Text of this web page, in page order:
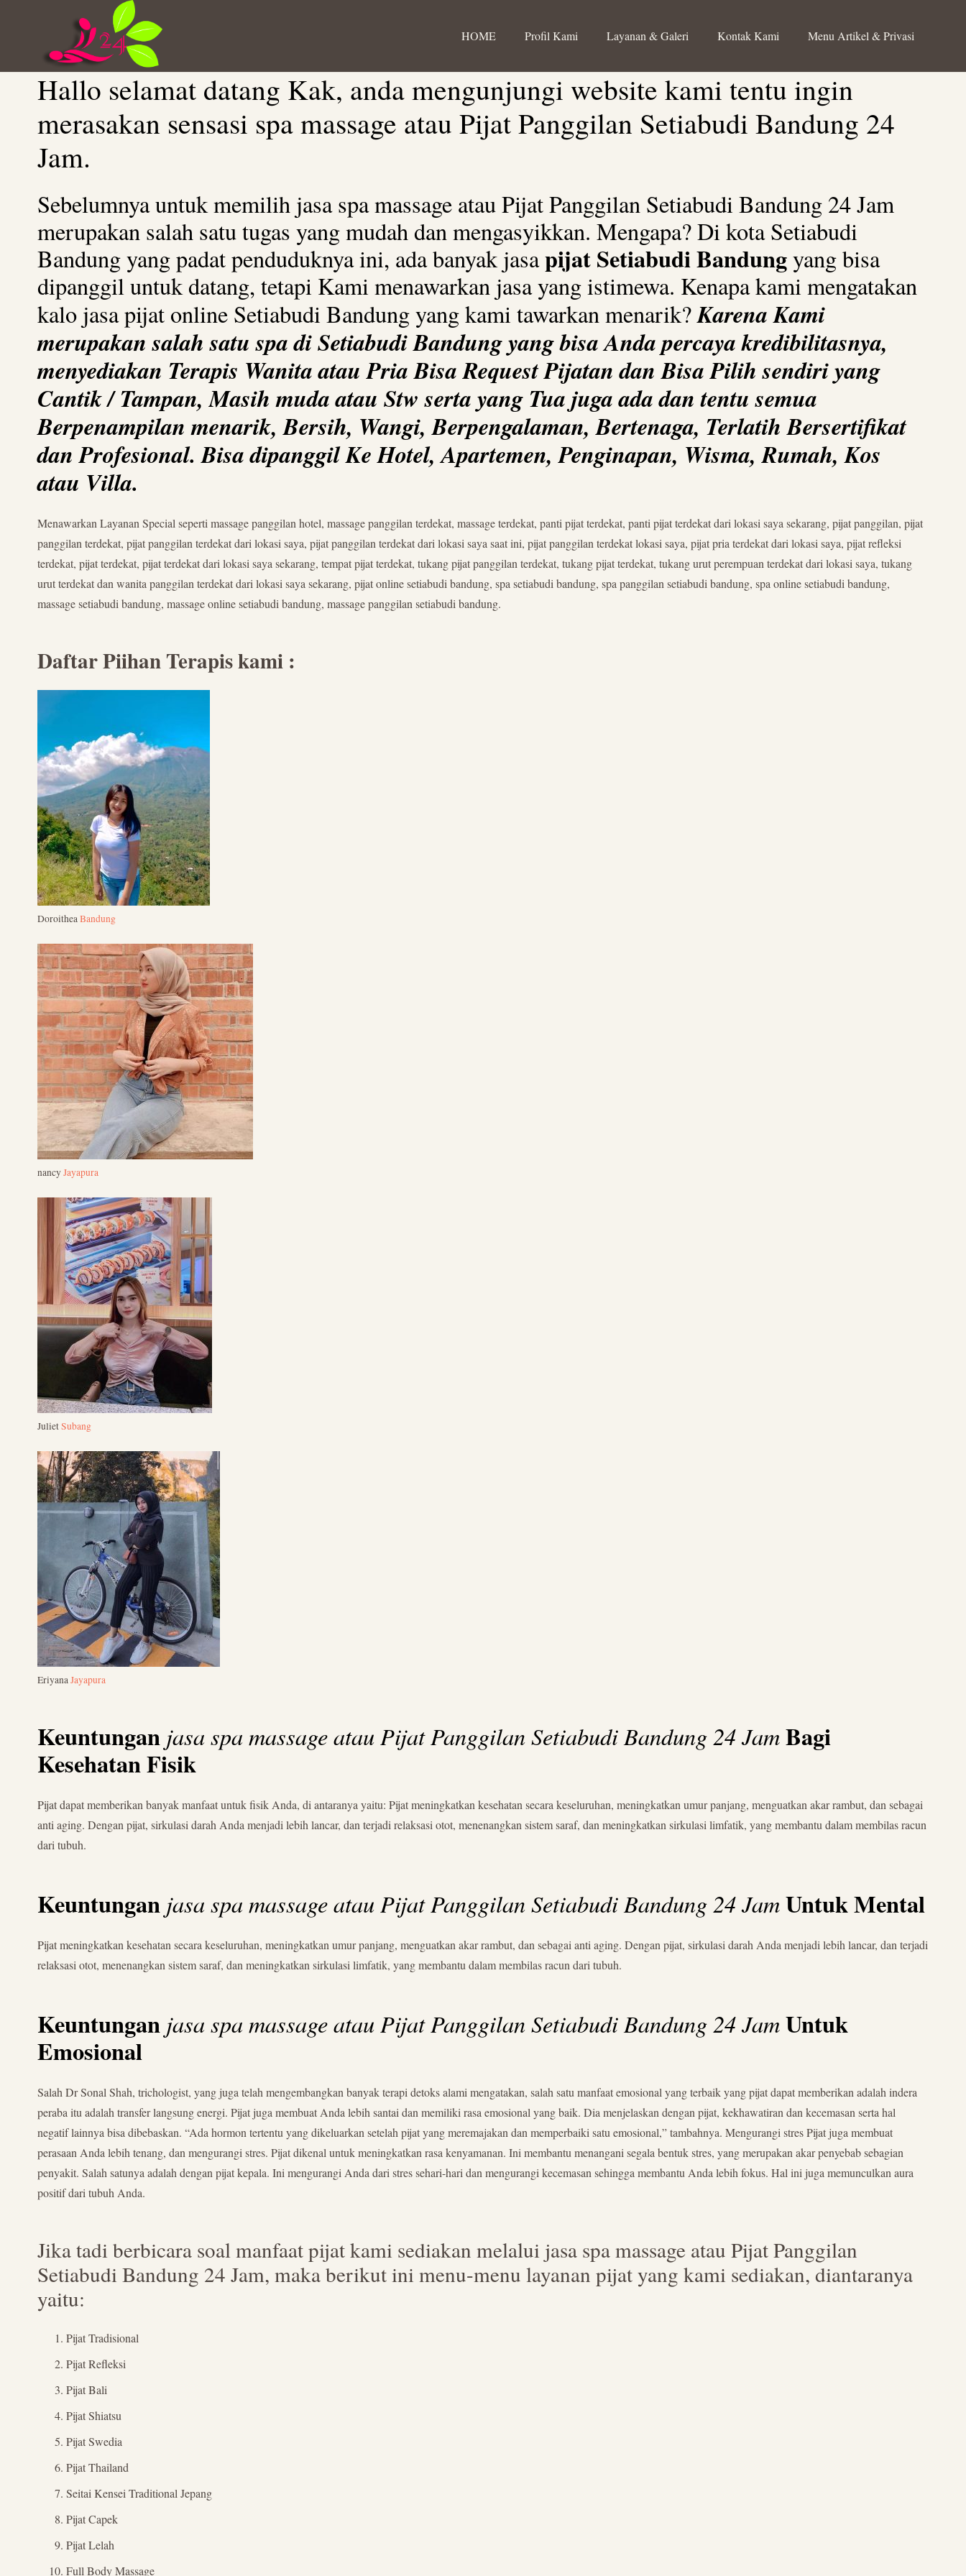
HOME Profil Kami Layanan & Galeri Kontak Kami Menu Artikel & Privasi
Hallo selamat datang Kak, anda mengunjungi website kami tentu ingin
merasakan sensasi spa massage atau Pijat Panggilan Setiabudi Bandung 24
Jam.
Sebelumnya untuk memilih jasa spa massage atau Pijat Panggilan Setiabudi Bandung 24 Jam
merupakan salah satu tugas yang mudah dan mengasyikkan. Mengapa? Di kota Setiabudi
Bandung yang padat penduduknya ini, ada banyak jasapijat Setiabudi Bandungyang bisa
dipanggil untuk datang, tetapi Kami menawarkan jasa yang istimewa. Kenapa kami mengatakan
kalo jasa pijat online Setiabudi Bandung yang kami tawarkan menarik?Karena Kami
merupakan salah satu spa di Setiabudi Bandung yang bisa Anda percaya kredibilitasnya,
menyediakan Terapis Wanita atau Pria Bisa Request Pijatan dan Bisa Pilih sendiri yang
Cantik / Tampan, Masih muda atau Stw serta yang Tua juga ada dan tentu semua
Berpenampilan menarik, Bersih, Wangi, Berpengalaman, Bertenaga, Terlatih Bersertifikat
dan Profesional. Bisa dipanggil Ke Hotel, Apartemen, Penginapan, Wisma, Rumah, Kos
atau Villa.
Menawarkan Layanan Special seperti massage panggilan hotel, massage panggilan terdekat, massage terdekat, panti pijat terdekat, panti pijat terdekat dari lokasi saya sekarang, pijat panggilan, pijat
panggilan terdekat, pijat panggilan terdekat dari lokasi saya, pijat panggilan terdekat dari lokasi saya saat ini, pijat panggilan terdekat lokasi saya, pijat pria terdekat dari lokasi saya, pijat refleksi
terdekat, pijat terdekat, pijat terdekat dari lokasi saya sekarang, tempat pijat terdekat, tukang pijat panggilan terdekat, tukang pijat terdekat, tukang urut perempuan terdekat dari lokasi saya, tukang
urut terdekat dan wanita panggilan terdekat dari lokasi saya sekarang, pijat online setiabudi bandung, spa setiabudi bandung, spa panggilan setiabudi bandung, spa online setiabudi bandung,
massage setiabudi bandung, massage online setiabudi bandung, massage panggilan setiabudi bandung.
Daftar Piihan Terapis kami :
DoroitheaBandung
nancyJayapura
JulietSubang
EriyanaJayapura
Keuntungan jasa spa massage atau Pijat Panggilan Setiabudi Bandung 24 JamBagi
Kesehatan Fisik
Pijat dapat memberikan banyak manfaat untuk fisik Anda, di antaranya yaitu: Pijat meningkatkan kesehatan secara keseluruhan, meningkatkan umur panjang, menguatkan akar rambut, dan sebagai
anti aging. Dengan pijat, sirkulasi darah Anda menjadi lebih lancar, dan terjadi relaksasi otot, menenangkan sistem saraf, dan meningkatkan sirkulasi limfatik, yang membantu dalam membilas racun
dari tubuh.
Keuntungan jasa spa massage atau Pijat Panggilan Setiabudi Bandung 24 JamUntuk Mental
Pijat meningkatkan kesehatan secara keseluruhan, meningkatkan umur panjang, menguatkan akar rambut, dan sebagai anti aging. Dengan pijat, sirkulasi darah Anda menjadi lebih lancar, dan terjadi
relaksasi otot, menenangkan sistem saraf, dan meningkatkan sirkulasi limfatik, yang membantu dalam membilas racun dari tubuh.
Keuntungan jasa spa massage atau Pijat Panggilan Setiabudi Bandung 24 JamUntuk
Emosional
Salah Dr Sonal Shah, trichologist, yang juga telah mengembangkan banyak terapi detoks alami mengatakan, salah satu manfaat emosional yang terbaik yang pijat dapat memberikan adalah indera
peraba itu adalah transfer langsung energi. Pijat juga membuat Anda lebih santai dan memiliki rasa emosional yang baik. Dia menjelaskan dengan pijat, kekhawatiran dan kecemasan serta hal
negatif lainnya bisa dibebaskan. “Ada hormon tertentu yang dikeluarkan setelah pijat yang meremajakan dan memperbaiki satu emosional,” tambahnya. Mengurangi stres Pijat juga membuat
perasaan Anda lebih tenang, dan mengurangi stres. Pijat dikenal untuk meningkatkan rasa kenyamanan. Ini membantu menangani segala bentuk stres, yang merupakan akar penyebab sebagian
penyakit. Salah satunya adalah dengan pijat kepala. Ini mengurangi Anda dari stres sehari-hari dan mengurangi kecemasan sehingga membantu Anda lebih fokus. Hal ini juga memunculkan aura
positif dari tubuh Anda.
Jika tadi berbicara soal manfaat pijat kami sediakan melalui jasa spa massage atau Pijat Panggilan
Setiabudi Bandung 24 Jam, maka berikut ini menu-menu layanan pijat yang kami sediakan, diantaranya
yaitu:
Pijat Tradisional
Pijat Refleksi
Pijat Bali
Pijat Shiatsu
Pijat Swedia
Pijat Thailand
Seitai Kensei Traditional Jepang
Pijat Capek
Pijat Lelah
Full Body Massage